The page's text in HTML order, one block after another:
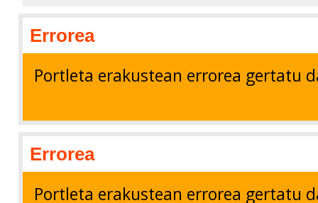
Errorea
Portleta erakustean errorea gertatu
Errorea
Portleta erakustean errorea gertatu